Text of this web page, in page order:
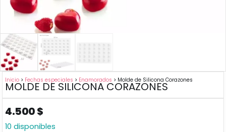
Inicio > Fechas especiales > Enamorados > Molde de Silicona Corazones
MOLDE DE SILICONA CORAZONES
4.500$
10 disponibles